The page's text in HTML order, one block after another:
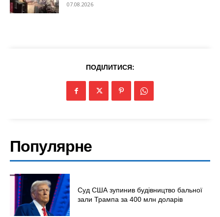
Київ 07.08.2026
ПОДІЛИТИСЯ:
Популярне
Суд США зупинив будівництво бальної
зали Трампа за 400 млн доларів